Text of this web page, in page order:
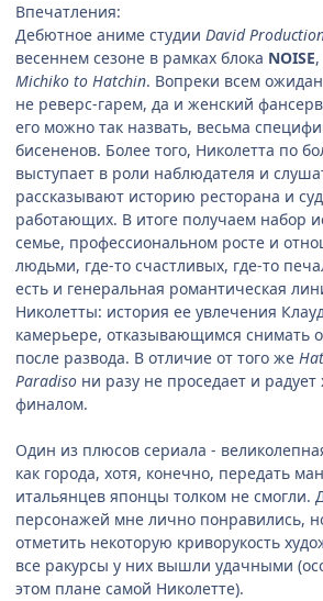
Впечатления:
Дебютное аниме студии David
весеннем сезоне в рамках блока NOISE
Michiko to Hatchin. Вопреки всем
не реверс-гарем, да и женский
его можно так назвать, весьма
бисененов. Более того, Николетта по
выступает в роли наблюдателя и
рассказывают историю ресторана и
работающих. В итоге получаем набор
семье, профессиональном росте и
людьми, где-то счастливых, где-то
есть и генеральная романтическая
Николетты: история ее увлечения
камерьере, отказывающимся снимать
после развода. В отличие от того же
Paradiso ни разу не проседает и
финалом.
Один из плюсов сериала -
как города, хотя, конечно, передать
итальянцев японцы толком не смогли.
персонажей мне лично понравились,
отметить некоторую криворукость
все ракурсы у них вышли удачными
этом плане самой Николетте).